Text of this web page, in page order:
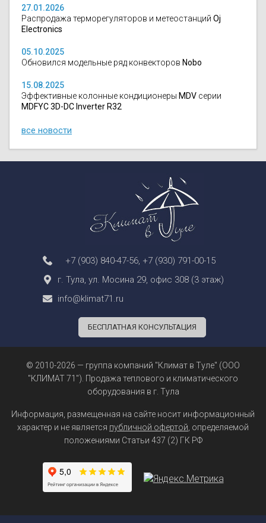
27.01.2026
Распродажа терморегуляторов и метеостанций Oj
Electronics
05.10.2025
Обновился модельные ряд конвекторов Nobo
15.08.2025
Эффективные колонные кондиционеры MDV серии
MDFYC 3D-DC Inverter R32
все новости
+7 (903) 840-47-56 +7 (930) 791-00-15
г. Тула, ул. Мосина 29, офис 308 (3 этаж)
info@klimat71.ru
БЕСПЛАТНАЯ КОНСУЛЬТАЦИЯ
© 2010-2026 — группа компаний "Климат в Туле" (ООО
"КЛИМАТ 71"). Продажа теплового и климатического
оборудования в г. Тула
Информация, размещенная на сайте носит информационный
характер и не является публичной офертой , определяемой
положениями Статьи 437 (2) ГК РФ